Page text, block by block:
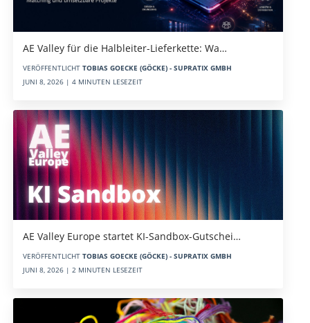
AE Valley für die Halbleiter-Lieferkette: Wa…
VERÖFFENTLICHT TOBIAS GOECKE (GÖCKE) - SUPRATIX GMBH
JUNI 8, 2026 | 4 MINUTEN LESEZEIT
AE Valley Europe startet KI-Sandbox-Gutschei…
VERÖFFENTLICHT TOBIAS GOECKE (GÖCKE) - SUPRATIX GMBH
JUNI 8, 2026 | 2 MINUTEN LESEZEIT